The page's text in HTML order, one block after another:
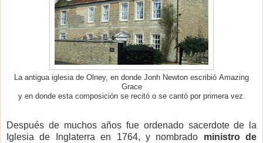
La antigua iglesia de Olney, en donde Jonh Newton escribió Amazing
Grace
y en donde esta composición se recitó o se cantó por primera vez.
Después de muchos años fue ordenado sacerdote de la
Iglesia de Inglaterra en 1764, y nombrado ministro de